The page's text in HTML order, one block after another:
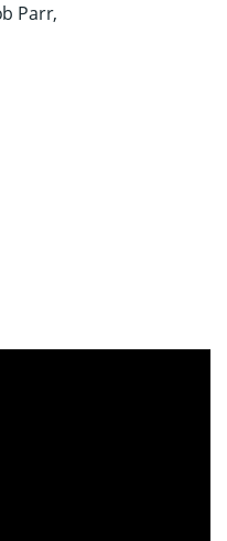
Parr,